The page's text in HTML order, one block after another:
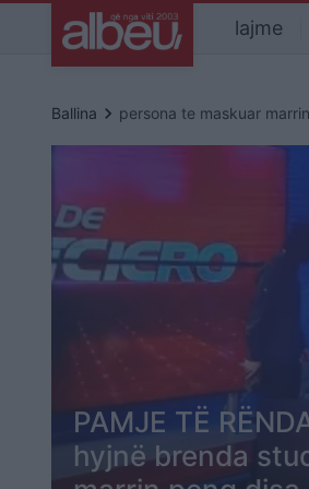
lajme
Ballina keyboard_arrow_right persona te maskuar
PAMJE TË
hyjnë brenda